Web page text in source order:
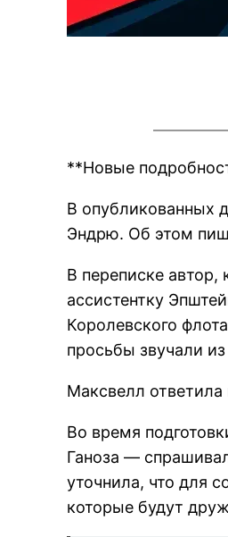
**Новые
В опубликованных
Эндрю. Об этом
В переписке
ассистентку
Королевского
просьбы звучали
Максвелл ответила
Во время
Ганоза —
уточнила, что для
которые будут